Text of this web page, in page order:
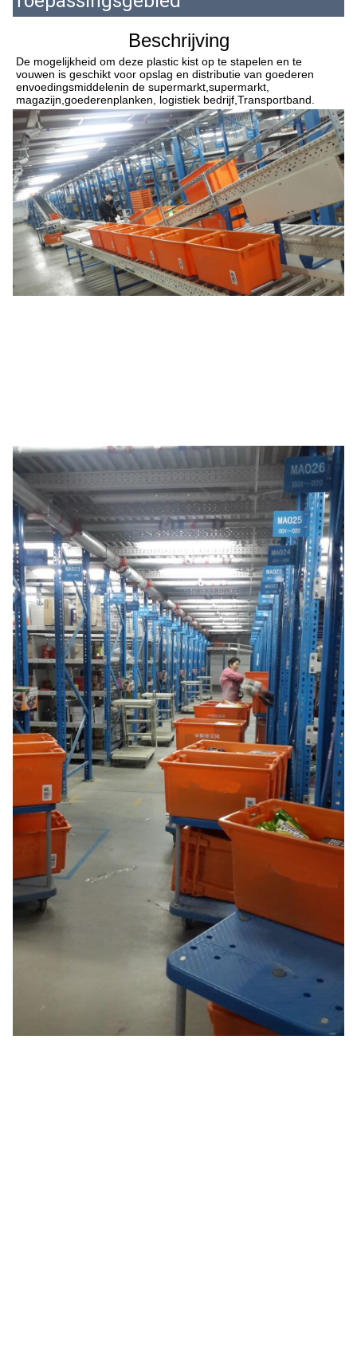
Beschrijving
De mogelijkheid om deze plastic kist op te stapelen en te
vouwen is geschikt voor opslag en distributie van goederen
envoedingsmiddelenin de supermarkt,supermarkt,
magazijn,goederenplanken, logistiek bedrijf,Transportband.